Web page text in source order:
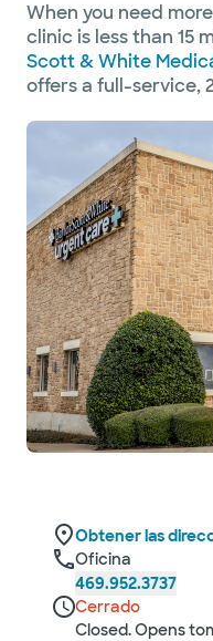
When you need
clinic is less than 15
Scott & White
offers a full-service,
Obtener las
Oficina
469.952.3737
Cerrado
Closed. Opens